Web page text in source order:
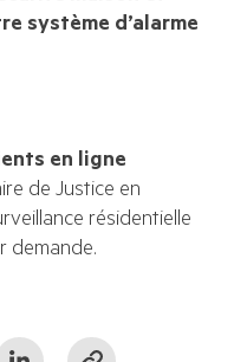
système d’alarme
en ligne
de Justice en
résidentielle
demande.